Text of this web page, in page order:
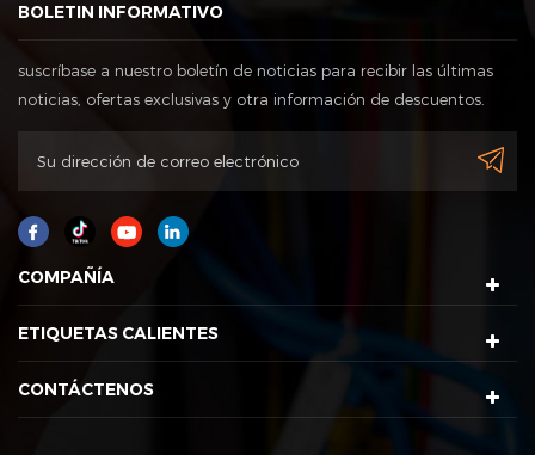
BOLETIN INFORMATIVO
suscríbase a nuestro boletín de noticias para recibir las últimas
noticias, ofertas exclusivas y otra información de descuentos.
COMPAÑÍA
ETIQUETAS CALIENTES
CONTÁCTENOS